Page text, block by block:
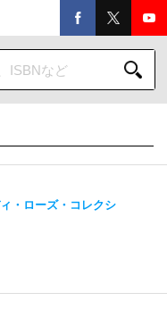
・ローズ・コレクシ